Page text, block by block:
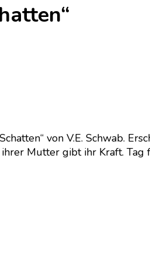
von V.E. Schwab.
Mutter gibt ihr Kraft.